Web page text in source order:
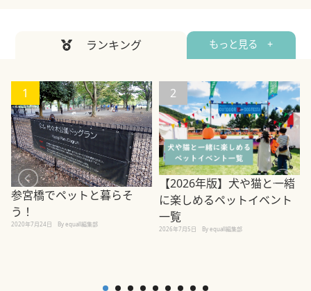
ランキング もっと見る +
1
参宮橋でペットと暮らそ
う！
2020年7月24日 By equall編集部
2
【2026年版】犬や猫と一緒
に楽しめるペットイベント
一覧
2026年7月5日 By equall編集部